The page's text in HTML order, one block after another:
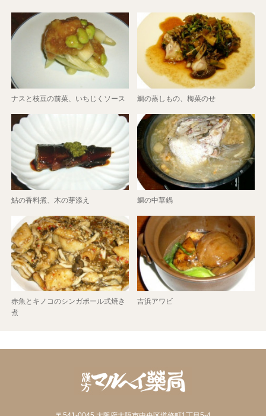
ナスと枝豆の前菜、いちじくソース 鯛の蒸しもの、梅菜のせ
鮎の香料煮、木の芽添え 鯛の中華鍋
赤魚とキノコのシンガポール式焼き
煮
吉浜アワビ